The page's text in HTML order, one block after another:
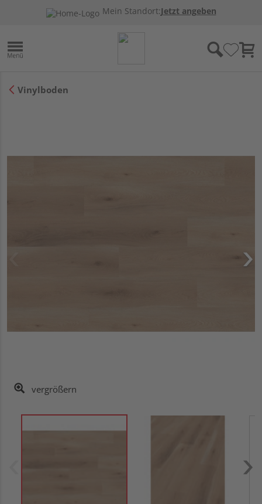
Mein Standort:Jetzt angeben
Vinylboden
vergrößern